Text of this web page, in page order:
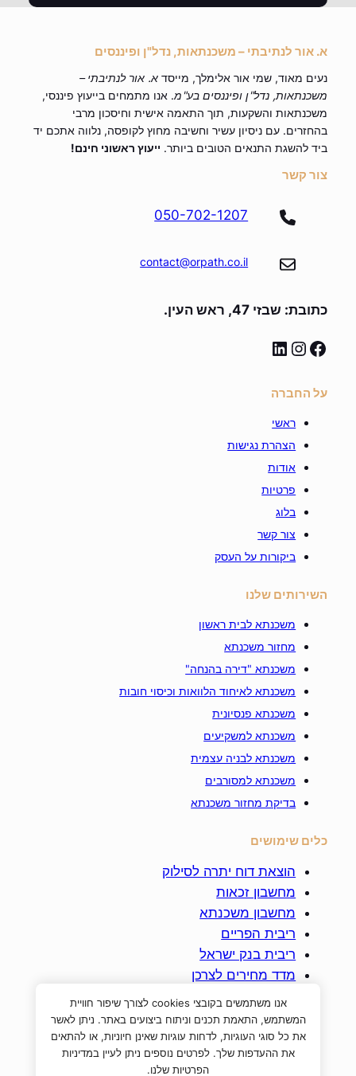
א. אור לנתיבתי – משכנתאות, נדל"ן ופיננסים
נעים מאוד, שמי אור אלימלך, מייסד א. אור לנתיבתי –
משכנתאות, נדל"ן ופיננסים בע"מ. אנו מתמחים בייעוץ פיננסי,
משכנתאות והשקעות, תוך התאמה אישית וחיסכון מרבי
בהחזרים. עם ניסיון עשיר וחשיבה מחוץ לקופסה, נלווה אתכם יד
ביד להשגת התנאים הטובים ביותר. ייעוץ ראשוני חינם!
צור קשר
050-702-1207
contact@orpath.co.il
כתובת: שבזי 47, ראש העין.
facebook
instagram
linkedin
על החברה
ראשי
הצהרת נגישות
אודות
פרטיות
בלוג
צור קשר
ביקורות על העסק
השירותים שלנו
משכנתא לבית ראשון
מחזור משכנתא
משכנתא "דירה בהנחה"
משכנתא לאיחוד הלוואות וכיסוי חובות
משכנתא פנסיונית
משכנתא למשקיעים
משכנתא לבניה עצמית
משכנתא למסורבים
בדיקת מחזור משכנתא
כלים שימושים
הוצאת דוח יתרה לסילוק
מחשבון זכאות
מחשבון משכנתא
ריבית הפריים
ריבית בנק ישראל
מדד מחירים לצרכן
ביטוח חיים למשכנתא
אנו משתמשים בקובצי cookies לצורך שיפור חוויית
המשתמש, התאמת תכנים וניתוח ביצועים באתר. ניתן לאשר
את כל סוגי העוגיות, לדחות עוגיות שאינן חיוניות, או להתאים
את ההעדפות שלך. לפרטים נוספים ניתן לעיין במדיניות
הפרטיות שלנו.